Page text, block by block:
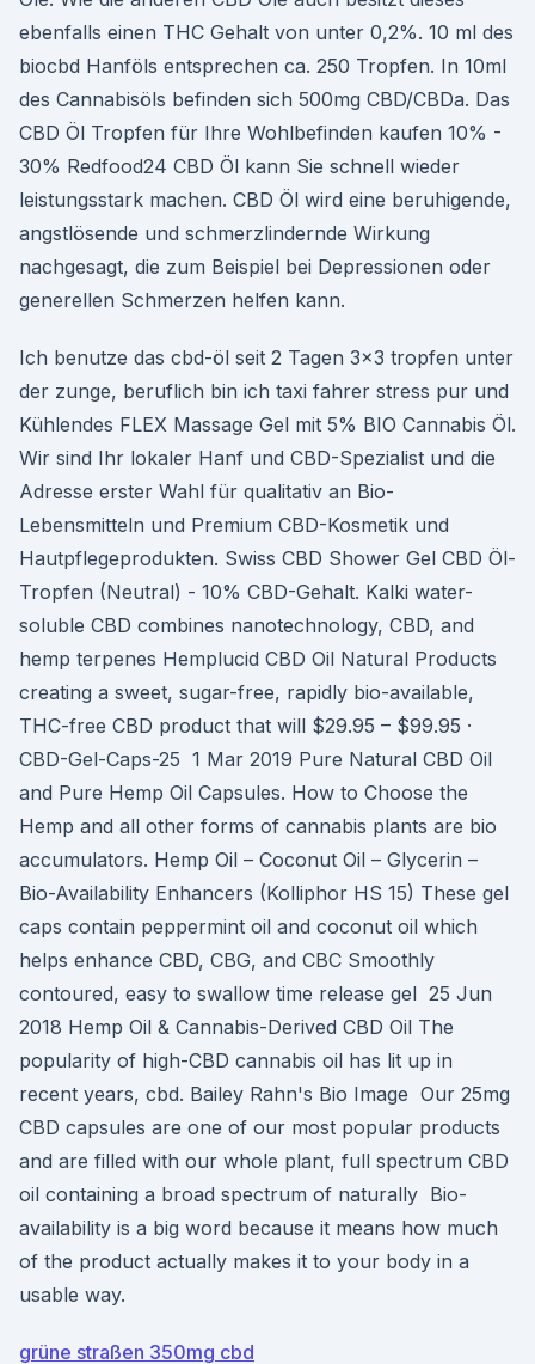
ebenfalls einen THC Gehalt von unter 0,2%. 10 ml des
biocbd Hanföls entsprechen ca. 250 Tropfen. In 10ml
des Cannabisöls befinden sich 500mg CBD/CBDa. Das
CBD Öl Tropfen für Ihre Wohlbefinden kaufen 10% -
30% Redfood24 CBD Öl kann Sie schnell wieder
leistungsstark machen. CBD Öl wird eine beruhigende,
angstlösende und schmerzlindernde Wirkung
nachgesagt, die zum Beispiel bei Depressionen oder
generellen Schmerzen helfen kann.
Ich benutze das cbd-öl seit 2 Tagen 3×3 tropfen unter
der zunge, beruflich bin ich taxi fahrer stress pur und
Kühlendes FLEX Massage Gel mit 5% BIO Cannabis Öl.
Wir sind Ihr lokaler Hanf und CBD-Spezialist und die
Adresse erster Wahl für qualitativ an Bio-
Lebensmitteln und Premium CBD-Kosmetik und
Hautpflegeprodukten. Swiss CBD Shower Gel CBD Öl-
Tropfen (Neutral) - 10% CBD-Gehalt. Kalki water-
soluble CBD combines nanotechnology, CBD, and
hemp terpenes Hemplucid CBD Oil Natural Products
creating a sweet, sugar-free, rapidly bio-available,
THC-free CBD product that will $29.95 – $99.95 ·
CBD-Gel-Caps-25 1 Mar 2019 Pure Natural CBD Oil
and Pure Hemp Oil Capsules. How to Choose the
Hemp and all other forms of cannabis plants are bio
accumulators. Hemp Oil – Coconut Oil – Glycerin –
Bio-Availability Enhancers (Kolliphor HS 15) These gel
caps contain peppermint oil and coconut oil which
helps enhance CBD, CBG, and CBC Smoothly
contoured, easy to swallow time release gel 25 Jun
2018 Hemp Oil & Cannabis-Derived CBD Oil The
popularity of high-CBD cannabis oil has lit up in
recent years, cbd. Bailey Rahn's Bio Image Our 25mg
CBD capsules are one of our most popular products
and are filled with our whole plant, full spectrum CBD
oil containing a broad spectrum of naturally Bio-
availability is a big word because it means how much
of the product actually makes it to your body in a
usable way.
grüne straßen 350mg cbd